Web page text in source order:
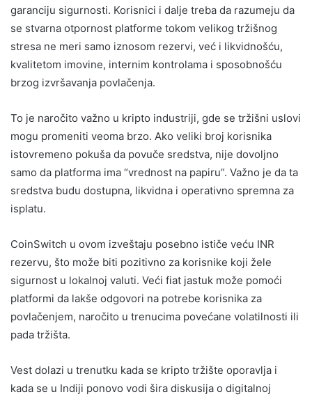
garanciju sigurnosti. Korisnici i dalje treba da razumeju da
se stvarna otpornost platforme tokom velikog tržišnog
stresa ne meri samo iznosom rezervi, već i likvidnošću,
kvalitetom imovine, internim kontrolama i sposobnošću
brzog izvršavanja povlačenja.
To je naročito važno u kripto industriji, gde se tržišni uslovi
mogu promeniti veoma brzo. Ako veliki broj korisnika
istovremeno pokuša da povuče sredstva, nije dovoljno
samo da platforma ima “vrednost na papiru”. Važno je da ta
sredstva budu dostupna, likvidna i operativno spremna za
isplatu.
CoinSwitch u ovom izveštaju posebno ističe veću INR
rezervu, što može biti pozitivno za korisnike koji žele
sigurnost u lokalnoj valuti. Veći fiat jastuk može pomoći
platformi da lakše odgovori na potrebe korisnika za
povlačenjem, naročito u trenucima povećane volatilnosti ili
pada tržišta.
Vest dolazi u trenutku kada se kripto tržište oporavlja i
kada se u Indiji ponovo vodi šira diskusija o digitalnoj